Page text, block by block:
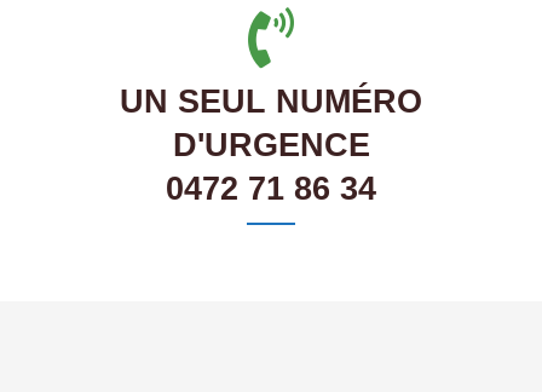
UN SEUL NUMÉRO
D'URGENCE
0472 71 86 34